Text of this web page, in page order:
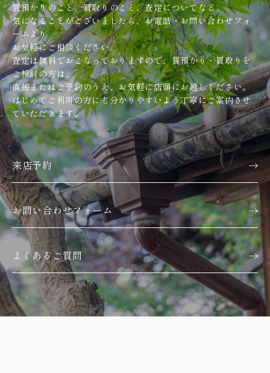
質預かりのこと、買取りのこと、査定についてなど、
気になることがございましたら、お電話・お問い合わせフォ
ームより
お気軽にご相談ください。
査定は無料でおこなっておりますので、質預かり・買取りを
ご検討の方は、
直接またはご予約のうえ、お気軽に店頭にお越しください。
はじめてご利用の方にも分かりやすいよう丁寧にご案内させ
ていただきます。
来店予約
お問い合わせフォーム
よくあるご質問